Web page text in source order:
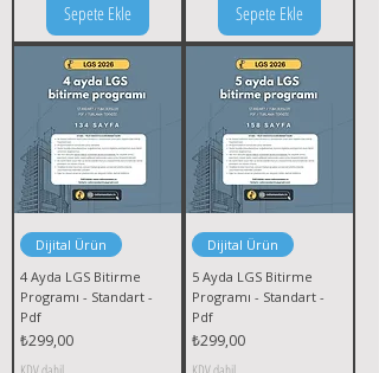
Sepete Ekle Sepete Ekle
Dijital Ürün
4 Ayda LGS Bitirme
Programı - Standart -
Pdf
Fiyat
₺299,00
Dijital Ürün
5 Ayda LGS Bitirme
Programı - Standart -
Pdf
Fiyat
₺299,00